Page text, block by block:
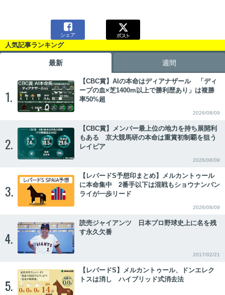

シェア
人気記事ランキング
最新 週間
1.
【CBC賞】AIの本命はディアナザール 「ディ
ープの血×芝1400m以上で勝利歴あり」は複勝
率50%超
2026/08/09
2.
【CBC賞】メンバー最上位の地力を持ち展開利
もある 京大競馬研の本命は重賞初制覇を狙う
レイピア
2026/08/09
3.
【レパードS予想印まとめ】メルカントゥール
に本命集中 2番手以下は混戦もショウナンバン
ライが一歩リード
2026/08/09
4.
読売ジャイアンツ 日本プロ野球史上に名を残
す永久欠番
2017/02/21
5.
【レパードS】メルカントゥール、ドンエレク
トスは消し ハイブリッド式消去法